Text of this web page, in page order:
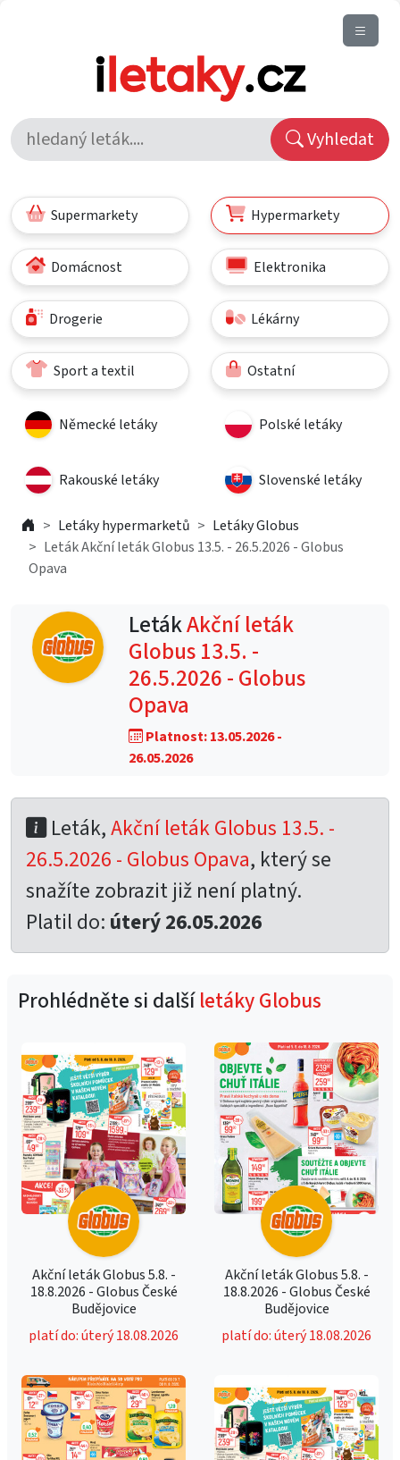
Vyhledat
Supermarkety Hypermarkety
Domácnost Elektronika
Drogerie Lékárny
Sport a textil Ostatní
Německé letáky Polské letáky
Rakouské letáky Slovenské letáky
Letáky hypermarketů
Letáky Globus
Leták Akční leták Globus 13.5. - 26.5.2026 - Globus
Opava
LetákAkční leták
Globus 13.5. -
26.5.2026 - Globus
Opava
Platnost: 13.05.2026 -
26.05.2026
Leták,Akční leták Globus 13.5. -
26.5.2026 - Globus Opava, který se
snažíte zobrazit již není platný.
Platil do: úterý 26.05.2026
Prohlédněte si dalšíletáky Globus
Akční leták Globus 5.8. -
18.8.2026 - Globus České
Budějovice
platí do: úterý 18.08.2026
Akční leták Globus 5.8. -
18.8.2026 - Globus České
Budějovice
platí do: úterý 18.08.2026